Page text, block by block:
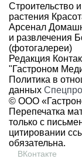
Строительство
растения
Арсенал
и развлечения
(фотогалереи)
Редакция
"Гастроном
Политика в
данных
© ООО
Перепечатка
только с
цитировании
обязательна.
ВКонтакте